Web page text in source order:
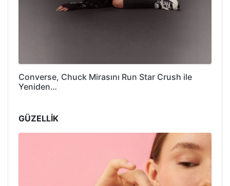
Converse, Chuck Mirasını Run Star Crush ile
Yeniden…
GÜZELLİK